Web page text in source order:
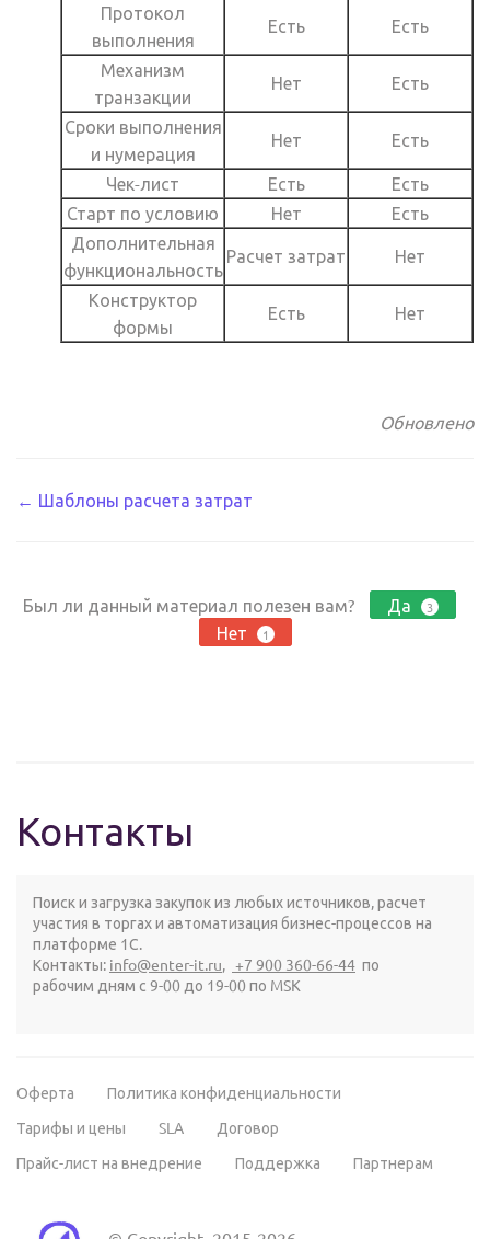
Протокол
выполнения
Есть
Есть
Механизм
транзакции
Нет
Есть
Сроки выполнения
и нумерация
Нет
Есть
Чек-лист
Есть
Есть
Старт по условию
Нет
Есть
Дополнительная
функциональность
Расчет затрат
Нет
Конструктор
формы
Есть Нет
Обновлено
Навигация
← Шаблоны расчета затрат
Был ли данный материал полезен вам? Да 3
Нет 1
Контакты
Поиск и загрузка закупок из любых источников, расчет
участия в торгах и автоматизация бизнес-процессов на
платформе 1С.
Контакты: info@enter-it.ru, +7 900 360-66-44 по
рабочим дням с 9-00 до 19-00 по MSK
Оферта
Политика конфиденциальности
Тарифы и цены
SLA
Договор
Прайс-лист на внедрение
Поддержка Партнерам